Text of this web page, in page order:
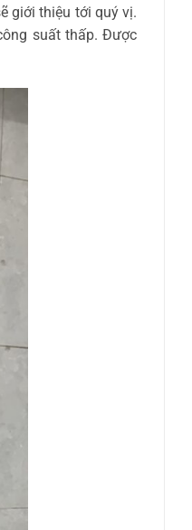
giới thiệu tới quý vị.
suất thấp. Được